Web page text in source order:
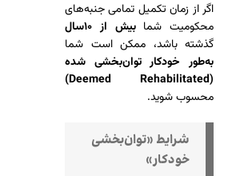
اگر از زمان تکمیل تمامی جنبه‌های
محکومیت شمابیش از ۱۰سال
گذشته باشد، ممکن است شما
به‌طور خودکار توان‌بخشی شده
(Deemed Rehabilitated)
محسوب شوید.
شرایط «توان‌بخشی
خودکار»